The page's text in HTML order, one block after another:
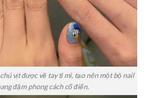
vịt được vẽ tay tỉ mỉ, tạo nên một bộ nail
đậm phong cách cổ điển.